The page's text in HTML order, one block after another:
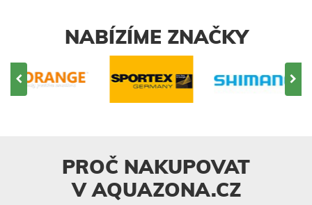
NABÍZÍME ZNAČKY
PROČ NAKUPOVAT
V AQUAZONA.CZ